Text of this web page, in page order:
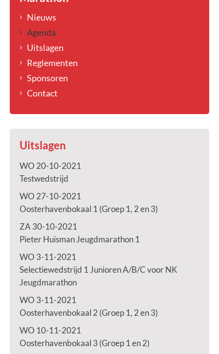
Nieuws
Agenda
Uitslagen
Reglementen
Sponsoren
Contact
Uitslagen
WO 20-10-2021
Testwedstrijd
WO 27-10-2021
Oosterhavenbokaal 1 (Groep 1, 2 en 3)
ZA 30-10-2021
Pieter Huisman Jeugdmarathon 1
WO 3-11-2021
Selectiewedstrijd 1 Junioren A/B/C voor NK
Jeugdmarathon
WO 3-11-2021
Oosterhavenbokaal 2 (Groep 1, 2 en 3)
WO 10-11-2021
Oosterhavenbokaal 3 (Groep 1 en 2)